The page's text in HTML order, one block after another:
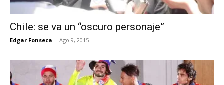
Chile: se va un “oscuro personaje”
Edgar Fonseca - Ago 9, 2015